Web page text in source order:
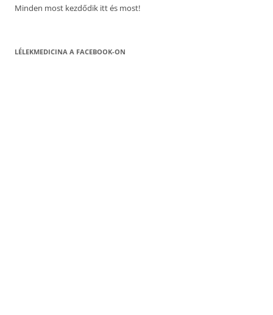
Minden most kezdődik itt és most!
LÉLEKMEDICINA A FACEBOOK-ON